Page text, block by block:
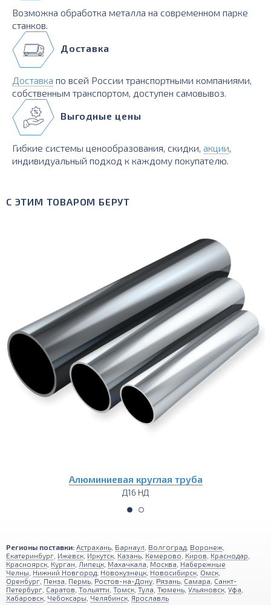
Возможна обработка металла на современном парке
станков.
Доставка
Доставка по всей России транспортными компаниями,
собственным транспортом, доступен самовывоз.
Выгодные цены
Гибкие системы ценообразования, скидки, акции,
индивидуальный подход к каждому покупателю.
С ЭТИМ ТОВАРОМ БЕРУТ
Алюминиевая круглая труба
Д16 НД
Регионы поставки: Астрахань Барнаул Волгоград Воронеж
Екатеринбург Ижевск Иркутск Казань Кемерово Киров Краснодар
Красноярск Курган Липецк Махачкала Москва Набережные
Челны Нижний Новгород Новокузнецк Новосибирск Омск
Оренбург Пенза Пермь Ростов-на-Дону Рязань Самара Санкт-
Петербург Саратов Тольятти Томск Тула Тюмень Ульяновск Уфа
Хабаровск Чебоксары Челябинск Ярославль